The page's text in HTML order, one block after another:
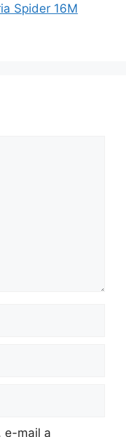
Spider 16M
e-mail a